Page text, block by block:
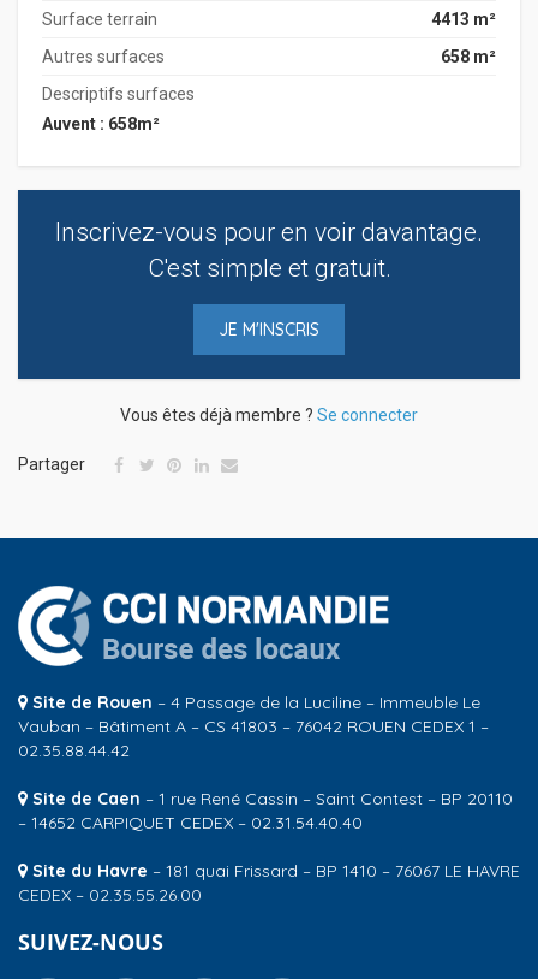
Surface terrain
4413 m²
Autres surfaces
658 m²
Descriptifs surfaces
Auvent : 658m²
Inscrivez-vous pour en voir davantage.
C'est simple et gratuit.
JE M'INSCRIS
Vous êtes déjà membre ? Se connecter
Partager
Site de Rouen – 4 Passage de la Luciline – Immeuble Le
Vauban – Bâtiment A – CS 41803 – 76042 ROUEN CEDEX 1 –
02.35.88.44.42
Site de Caen – 1 rue René Cassin – Saint Contest – BP 20110
– 14652 CARPIQUET CEDEX – 02.31.54.40.40
Site du Havre – 181 quai Frissard – BP 1410 – 76067 LE HAVRE
CEDEX – 02.35.55.26.00
SUIVEZ-NOUS